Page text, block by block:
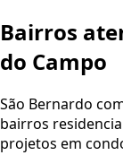
Bairros
do Campo
São Bernardo
bairros
projetos em